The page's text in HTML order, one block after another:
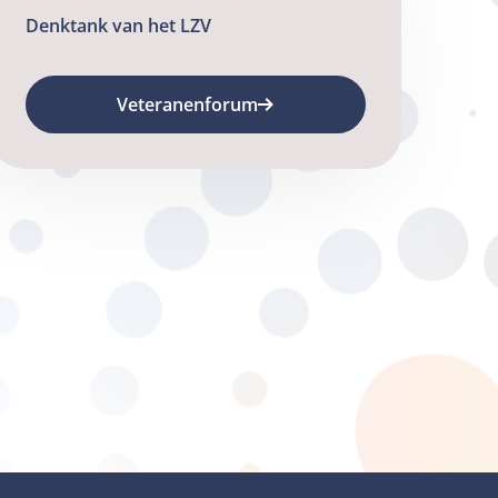
Denktank van het LZV
Veteranenforum